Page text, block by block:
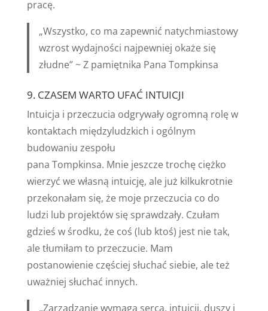
pracę.
„Wszystko, co ma zapewnić natychmiastowy
wzrost wydajności najpewniej okaże się
złudne” ~ Z pamiętnika Pana Tompkinsa
9. CZASEM WARTO UFAĆ INTUICJI
Intuicja i przeczucia odgrywały ogromną rolę w
kontaktach międzyludzkich i ogólnym
budowaniu zespołu
pana Tompkinsa. Mnie jeszcze trochę ciężko
wierzyć we własną intuicję, ale już kilkukrotnie
przekonałam się, że moje przeczucia co do
ludzi lub projektów się sprawdzały. Czułam
gdzieś w środku, że coś (lub ktoś) jest nie tak,
ale tłumiłam to przeczucie. Mam
postanowienie częściej słuchać siebie, ale też
uważniej słuchać innych.
„Zarządzanie wymaga serca, intuicji, duszy i